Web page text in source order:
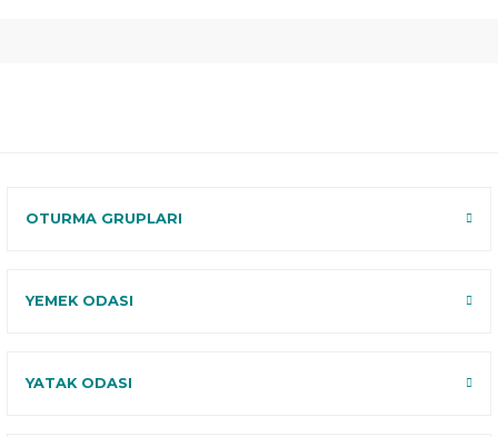
OTURMA GRUPLARI
YEMEK ODASI
YATAK ODASI